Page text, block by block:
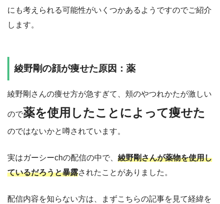
にも考えられる可能性がいくつかあるようですのでご紹介
します。
綾野剛の顔が痩せた原因：薬
綾野剛さんの痩せ方が急すぎて、頬のやつれかたが激しい
ので薬を使用したことによって痩せた
のではないかと噂されています。
実はガーシーchの配信の中で、 綾野剛さんが薬物を使用し
ているだろうと暴露されたことがありました。
配信内容を知らない方は、まずこちらの記事を見て経緯を